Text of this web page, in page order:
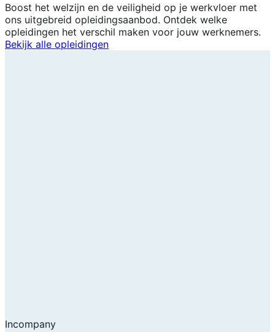
Boost het welzijn en de veiligheid op je werkvloer met
ons uitgebreid opleidingsaanbod. Ontdek welke
opleidingen het verschil maken voor jouw werknemers.
Bekijk alle opleidingen
Incompany